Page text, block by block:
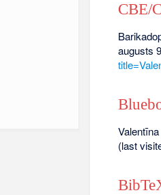
CBE/
augusts
(last